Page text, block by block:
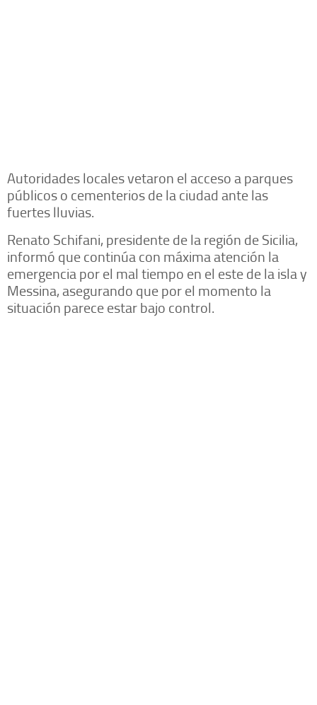
Autoridades locales vetaron el acceso a parques
públicos o cementerios de la ciudad ante las
fuertes lluvias.
Renato Schifani, presidente de la región de Sicilia,
informó que continúa con máxima atención la
emergencia por el mal tiempo en el este de la isla y
Messina, asegurando que por el momento la
situación parece estar bajo control.